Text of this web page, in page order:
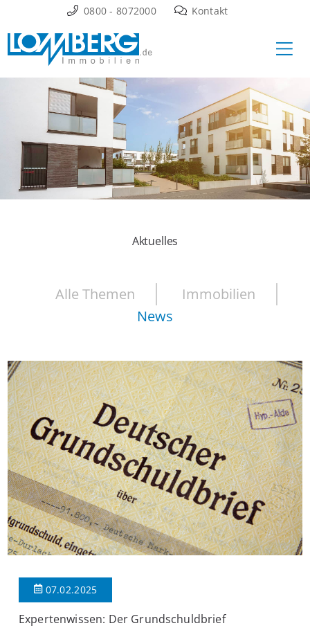
Inhalt
springen
0800 - 8072000 Kontakt
Aktuelles
Alle Themen
Immobilien
News
07.02.2025
Expertenwissen: Der Grundschuldbrief